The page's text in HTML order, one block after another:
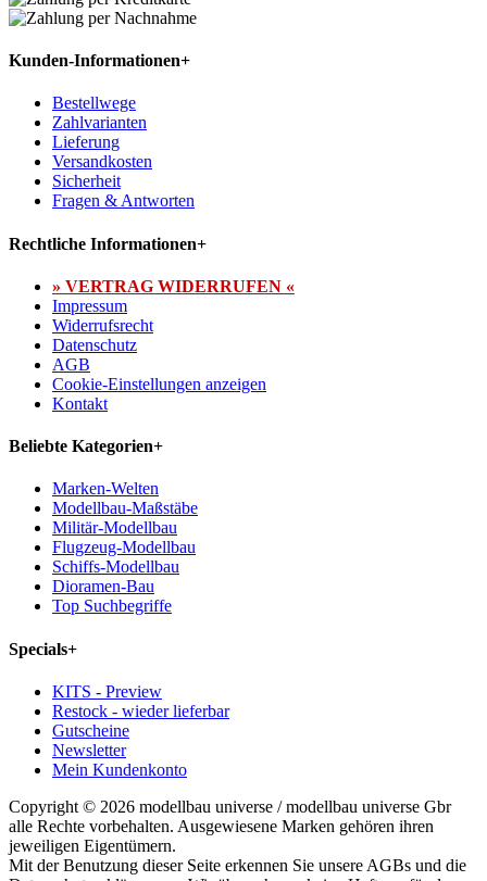
Kunden-Informationen+
Bestellwege
Zahlvarianten
Lieferung
Versandkosten
Sicherheit
Fragen & Antworten
Rechtliche Informationen+
» VERTRAG WIDERRUFEN «
Impressum
Widerrufsrecht
Datenschutz
AGB
Cookie-Einstellungen anzeigen
Kontakt
Beliebte Kategorien+
Marken-Welten
Modellbau-Maßstäbe
Militär-Modellbau
Flugzeug-Modellbau
Schiffs-Modellbau
Dioramen-Bau
Top Suchbegriffe
Specials+
KITS - Preview
Restock - wieder lieferbar
Gutscheine
Newsletter
Mein Kundenkonto
Copyright © 2026 modellbau universe / modellbau universe Gbr
alle Rechte vorbehalten. Ausgewiesene Marken gehören ihren
jeweiligen Eigentümern.
Mit der Benutzung dieser Seite erkennen Sie unsere AGBs und die